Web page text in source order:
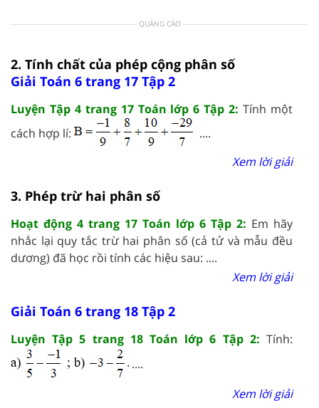
QUẢNG CÁO
2. Tính chất của phép cộng phân số
Giải Toán 6 trang 17 Tập 2
Luyện Tập 4 trang 17 Toán lớp 6 Tập 2:Tính một
cách hợp lí:
....
Xem lời giải
3. Phép trừ hai phân số
Hoạt động 4 trang 17 Toán lớp 6 Tập 2: Em hãy
nhắc lại quy tắc trừ hai phân số (cả tử và mẫu đều
dương) đã học rồi tính các hiệu sau: ....
Xem lời giải
Giải Toán 6 trang 18 Tập 2
Luyện Tập 5 trang 18 Toán lớp 6 Tập 2: Tính:
....
Xem lời giải